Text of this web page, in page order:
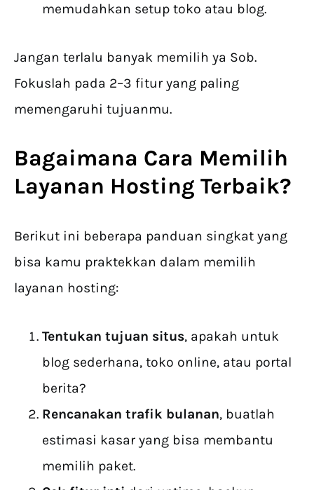
memudahkan setup toko atau blog.
Jangan terlalu banyak memilih ya Sob.
Fokuslah pada 2–3 fitur yang paling
memengaruhi tujuanmu.
Bagaimana Cara Memilih
Layanan Hosting Terbaik?
Berikut ini beberapa panduan singkat yang
bisa kamu praktekkan dalam memilih
layanan hosting:
Tentukan tujuan situs, apakah untuk
blog sederhana, toko online, atau portal
berita?
Rencanakan trafik bulanan, buatlah
estimasi kasar yang bisa membantu
memilih paket.